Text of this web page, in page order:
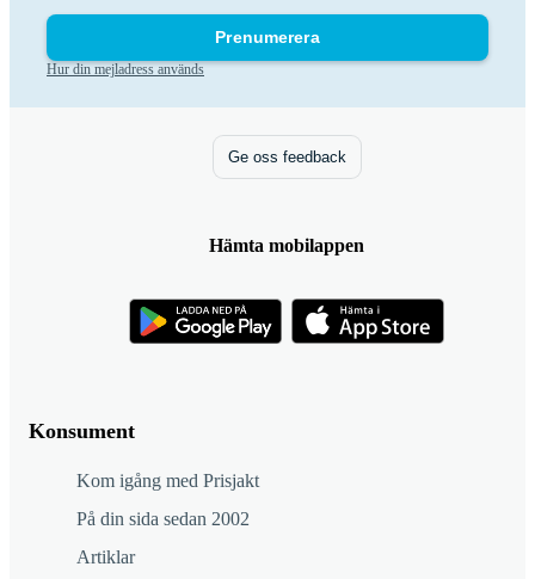
Prenumerera
Hur din mejladress används
Konsument
Kom igång med Prisjakt
På din sida sedan 2002
Artiklar
Ge oss feedback
Hämta mobilappen